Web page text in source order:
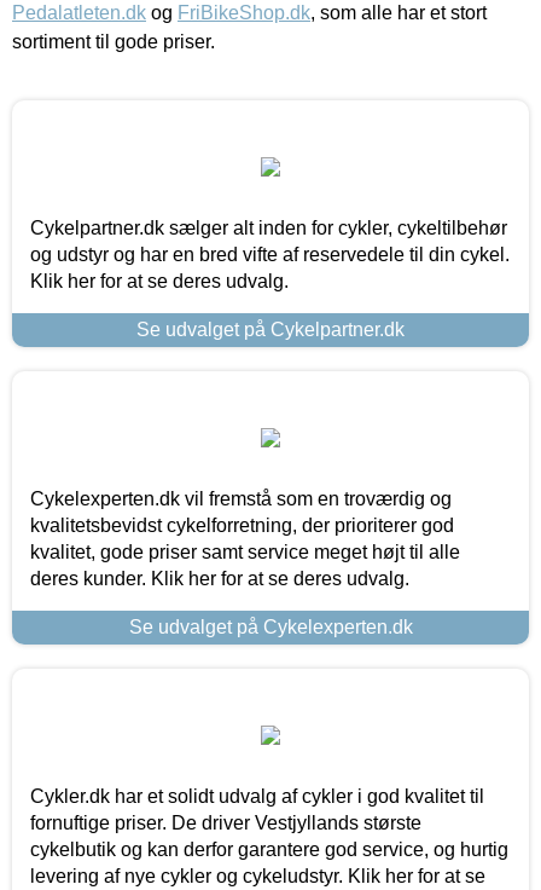
Pedalatleten.dk og FriBikeShop.dk, som alle har et stort
sortiment til gode priser.
Cykelpartner.dk sælger alt inden for cykler, cykeltilbehør
og udstyr og har en bred vifte af reservedele til din cykel.
Klik her for at se deres udvalg.
Se udvalget på Cykelpartner.dk
Cykelexperten.dk vil fremstå som en troværdig og
kvalitetsbevidst cykelforretning, der prioriterer god
kvalitet, gode priser samt service meget højt til alle
deres kunder. Klik her for at se deres udvalg.
Se udvalget på Cykelexperten.dk
Cykler.dk har et solidt udvalg af cykler i god kvalitet til
fornuftige priser. De driver Vestjyllands største
cykelbutik og kan derfor garantere god service, og hurtig
levering af nye cykler og cykeludstyr. Klik her for at se